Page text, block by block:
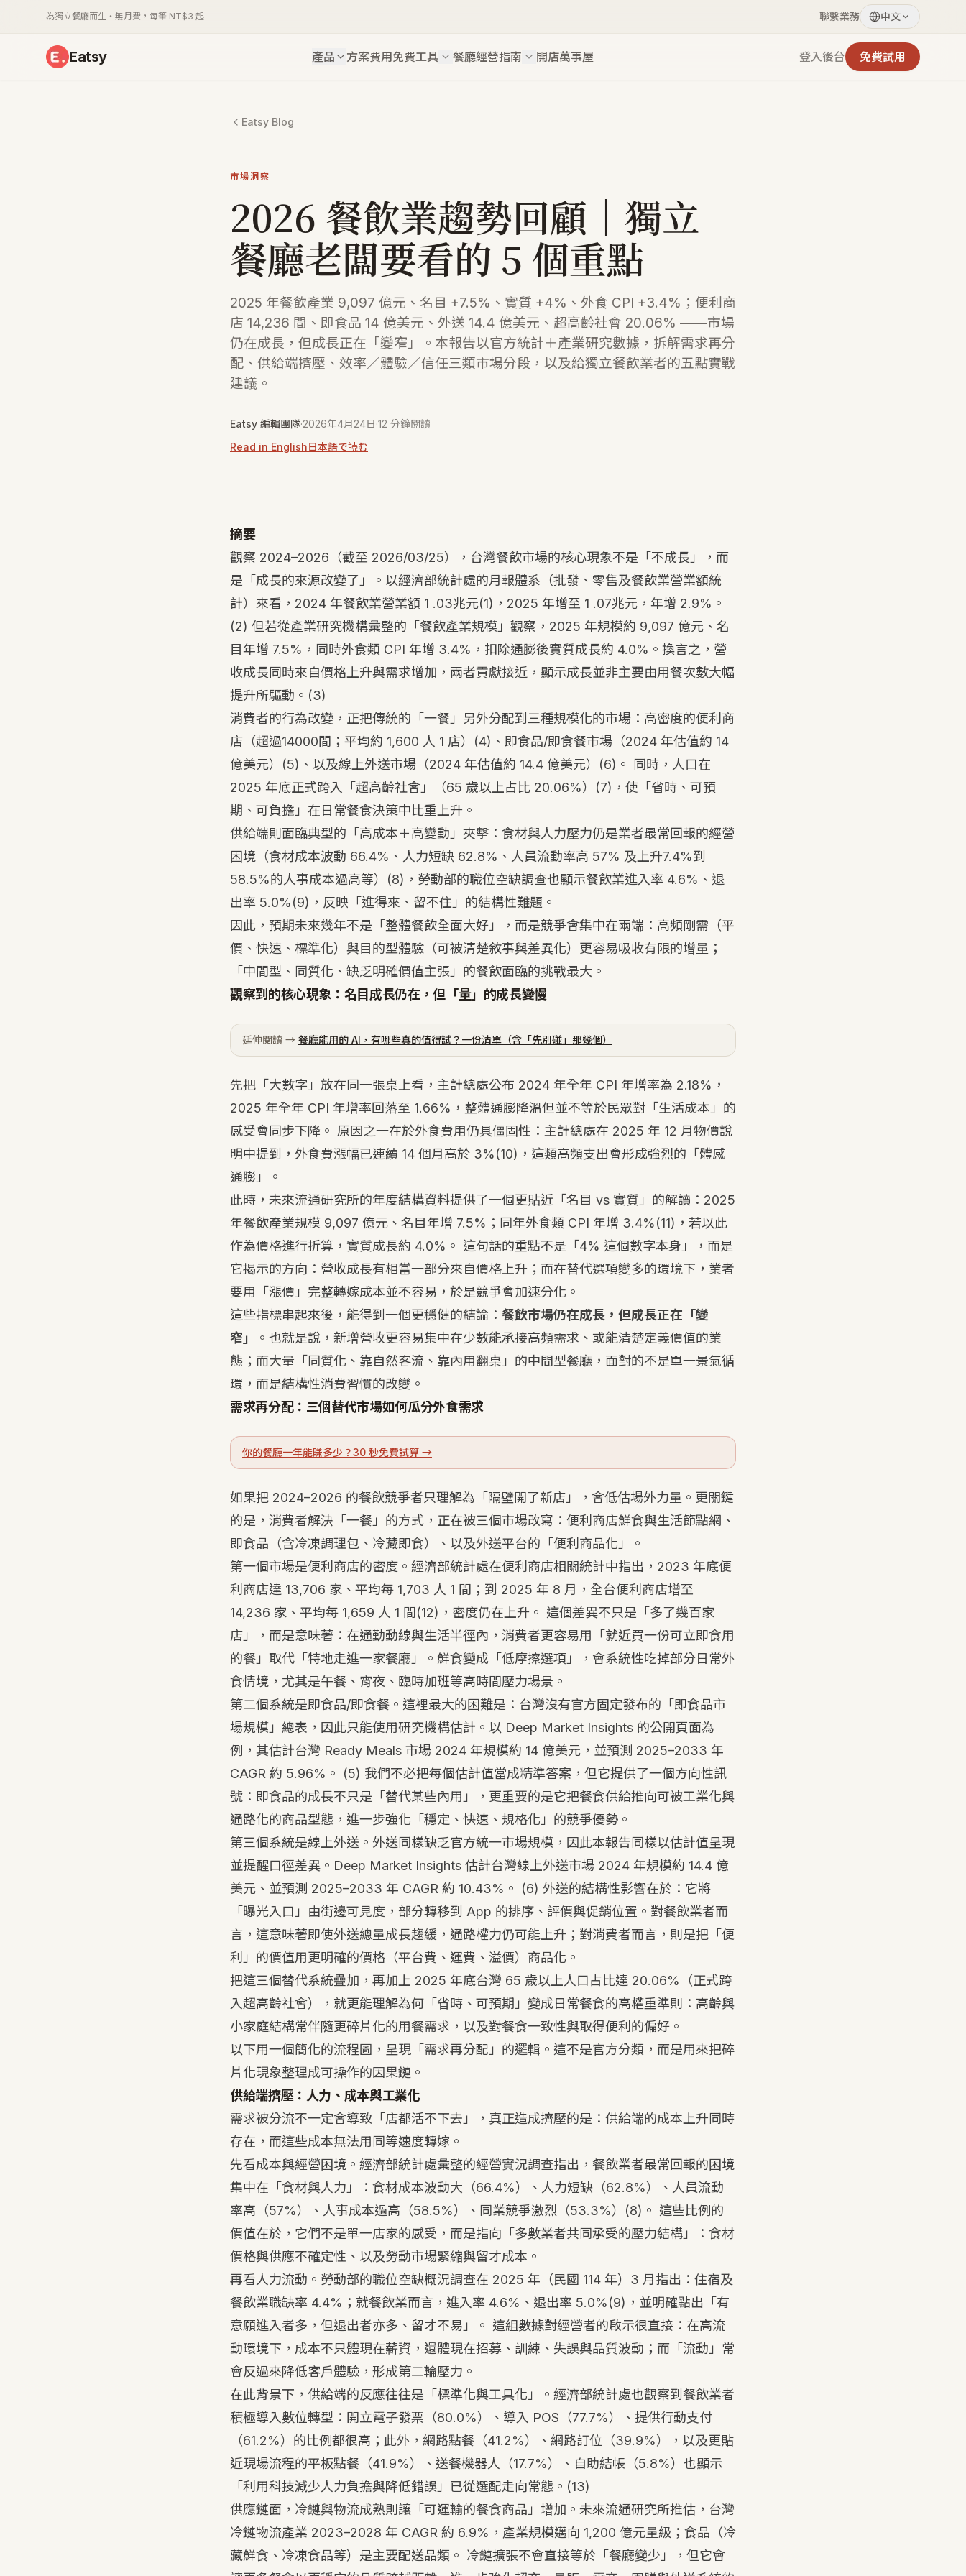
為獨立餐廳而生・無月費，每筆 NT$3 起 聯繫業務 中文
Eatsy 產品 方案費用免費工具 餐廳經營指南 開店萬事屋 登入後台 免費試用
Eatsy Blog
市場洞察
2026 餐飲業趨勢回顧｜獨立
餐廳老闆要看的 5 個重點
2025 年餐飲產業 9,097 億元、名目 +7.5%、實質 +4%、外食 CPI +3.4%；便利商
店 14,236 間、即食品 14 億美元、外送 14.4 億美元、超高齡社會 20.06% ——市場
仍在成長，但成長正在「變窄」。本報告以官方統計＋產業研究數據，拆解需求再分
配、供給端擠壓、效率／體驗／信任三類市場分段，以及給獨立餐飲業者的五點實戰
建議。
Eatsy 編輯團隊·2026年4月24日·12 分鐘閱讀
Read in English日本語で読む
摘要
觀察 2024–2026（截至 2026/03/25），台灣餐飲市場的核心現象不是「不成長」，而
是「成長的來源改變了」。以經濟部統計處的月報體系（批發、零售及餐飲業營業額統
計）來看，2024 年餐飲業營業額 1 .03兆元(1) ，2025 年增至 1 .07兆元，年增 2.9%。
(2) 但若從產業研究機構彙整的「餐飲產業規模」觀察，2025 年規模約 9,097 億元、名
目年增 7.5%，同時外食類 CPI 年增 3.4%，扣除通膨後實質成長約 4.0%。換言之，營
收成長同時來自價格上升與需求增加，兩者貢獻接近，顯示成長並非主要由用餐次數大幅
提升所驅動。 (3)
消費者的行為改變，正把傳統的「一餐」另外分配到三種規模化的市場：高密度的便利商
店（超過14000間；平均約 1,600 人 1 店） (4) 、即食品/即食餐市場（2024 年估值約 14
億美元） (5) 、以及線上外送市場（2024 年估值約 14.4 億美元） (6) 。 同時，人口在
2025 年底正式跨入「超高齡社會」（65 歲以上占比 20.06%） (7) ，使「省時、可預
期、可負擔」在日常餐食決策中比重上升。
供給端則面臨典型的「高成本＋高變動」夾擊：食材與人力壓力仍是業者最常回報的經營
困境（食材成本波動 66.4%、人力短缺 62.8%、人員流動率高 57% 及上升7.4%到
58.5%的人事成本過高等） (8) ，勞動部的職位空缺調查也顯示餐飲業進入率 4.6%、退
出率 5.0%(9) ，反映「進得來、留不住」的結構性難題。
因此，預期未來幾年不是「整體餐飲全面大好」，而是競爭會集中在兩端：高頻剛需（平
價、快速、標準化）與目的型體驗（可被清楚敘事與差異化）更容易吸收有限的增量；
「中間型、同質化、缺乏明確價值主張」的餐飲面臨的挑戰最大。
觀察到的核心現象：名目成長仍在，但「量」的成長變慢
延伸閱讀 → 餐廳能用的 AI，有哪些真的值得試？一份清單（含「先別碰」那幾個）
先把「大數字」放在同一張桌上看，主計總處公布 2024 年全年 CPI 年增率為 2.18%，
2025 年全年 CPI 年增率回落至 1.66%，整體通膨降溫但並不等於民眾對「生活成本」的
感受會同步下降。 原因之一在於外食費用仍具僵固性：主計總處在 2025 年 12 月物價說
明中提到，外食費漲幅已連續 14 個月高於 3%(10) ，這類高頻支出會形成強烈的「體感
通膨」。
此時，未來流通研究所的年度結構資料提供了一個更貼近「名目 vs 實質」的解讀：2025
年餐飲產業規模 9,097 億元、名目年增 7.5%；同年外食類 CPI 年增 3.4%(11) ，若以此
作為價格進行折算，實質成長約 4.0%。 這句話的重點不是「4% 這個數字本身」，而是
它揭示的方向：營收成長有相當一部分來自價格上升；而在替代選項變多的環境下，業者
要用「漲價」完整轉嫁成本並不容易，於是競爭會加速分化。
這些指標串起來後，能得到一個更穩健的結論： 餐飲市場仍在成長，但成長正在「變
窄」
。也就是說，新增營收更容易集中在少數能承接高頻需求、或能清楚定義價值的業
態；而大量「同質化、靠自然客流、靠內用翻桌」的中間型餐廳，面對的不是單一景氣循
環，而是結構性消費習慣的改變。
需求再分配：三個替代市場如何瓜分外食需求
你的餐廳一年能賺多少？30 秒免費試算 →
如果把 2024–2026 的餐飲競爭者只理解為「隔壁開了新店」，會低估場外力量。更關鍵
的是，消費者解決「一餐」的方式，正在被三個市場改寫：便利商店鮮食與生活節點網、
即食品（含冷凍調理包、冷藏即食）、以及外送平台的「便利商品化」。
第一個市場是便利商店的密度。經濟部統計處在便利商店相關統計中指出，2023 年底便
利商店達 13,706 家、平均每 1,703 人 1 間；到 2025 年 8 月，全台便利商店增至
14,236 家、平均每 1,659 人 1 間 (12) ，密度仍在上升。 這個差異不只是「多了幾百家
店」，而是意味著：在通勤動線與生活半徑內，消費者更容易用「就近買一份可立即食用
的餐」取代「特地走進一家餐廳」。鮮食變成「低摩擦選項」，會系統性吃掉部分日常外
食情境，尤其是午餐、宵夜、臨時加班等高時間壓力場景。
第二個系統是即食品/即食餐。這裡最大的困難是：台灣沒有官方固定發布的「即食品市
場規模」總表，因此只能使用研究機構估計。以 Deep Market Insights 的公開頁面為
例，其估計台灣 Ready Meals 市場 2024 年規模約 14 億美元，並預測 2025–2033 年
CAGR 約 5.96%。 (5) 我們不必把每個估計值當成精準答案，但它提供了一個方向性訊
號：即食品的成長不只是「替代某些內用」，更重要的是它把餐食供給推向可被工業化與
通路化的商品型態，進一步強化「穩定、快速、規格化」的競爭優勢。
第三個系統是線上外送。外送同樣缺乏官方統一市場規模，因此本報告同樣以估計值呈現
並提醒口徑差異。Deep Market Insights 估計台灣線上外送市場 2024 年規模約 14.4 億
美元、並預測 2025–2033 年 CAGR 約 10.43%。 (6) 外送的結構性影響在於：它將
「曝光入口」由街邊可見度，部分轉移到 App 的排序、評價與促銷位置。對餐飲業者而
言，這意味著即使外送總量成長趨緩，通路權力仍可能上升；對消費者而言，則是把「便
利」的價值用更明確的價格（平台費、運費、溢價）商品化。
把這三個替代系統疊加，再加上 2025 年底台灣 65 歲以上人口占比達 20.06%（正式跨
入超高齡社會），就更能理解為何「省時、可預期」變成日常餐食的高權重準則：高齡與
小家庭結構常伴隨更碎片化的用餐需求，以及對餐食一致性與取得便利的偏好。
以下用一個簡化的流程圖，呈現「需求再分配」的邏輯。這不是官方分類，而是用來把碎
片化現象整理成可操作的因果鏈。
供給端擠壓：人力、成本與工業化
需求被分流不一定會導致「店都活不下去」，真正造成擠壓的是：供給端的成本上升同時
存在，而這些成本無法用同等速度轉嫁。
先看成本與經營困境。經濟部統計處彙整的經營實況調查指出，餐飲業者最常回報的困境
集中在「食材與人力」：食材成本波動大（66.4%）、人力短缺（62.8%）、人員流動
率高（57%）、人事成本過高（58.5%）、同業競爭激烈（53.3%） (8) 。 這些比例的
價值在於，它們不是單一店家的感受，而是指向「多數業者共同承受的壓力結構」：食材
價格與供應不確定性、以及勞動市場緊縮與留才成本。
再看人力流動。勞動部的職位空缺概況調查在 2025 年（民國 114 年）3 月指出：住宿及
餐飲業職缺率 4.4%；就餐飲業而言，進入率 4.6%、退出率 5.0%(9) ，並明確點出「有
意願進入者多，但退出者亦多、留才不易」。 這組數據對經營者的啟示很直接：在高流
動環境下，成本不只體現在薪資，還體現在招募、訓練、失誤與品質波動；而「流動」常
會反過來降低客戶體驗，形成第二輪壓力。
在此背景下，供給端的反應往往是「標準化與工具化」。經濟部統計處也觀察到餐飲業者
積極導入數位轉型：開立電子發票（80.0%）、導入 POS（77.7%）、提供行動支付
（61.2%）的比例都很高；此外，網路點餐（41.2%）、網路訂位（39.9%），以及更貼
近現場流程的平板點餐（41.9%）、送餐機器人（17.7%）、自助結帳（5.8%）也顯示
「利用科技減少人力負擔與降低錯誤」已從選配走向常態。 (13)
供應鏈面，冷鏈與物流成熟則讓「可運輸的餐食商品」增加。未來流通研究所推估，台灣
冷鏈物流產業 2023–2028 年 CAGR 約 6.9%，產業規模邁向 1,200 億元量級；食品（冷
藏鮮食、冷凍食品等）是主要配送品類。 冷鏈擴張不會直接等於「餐廳變少」，但它會